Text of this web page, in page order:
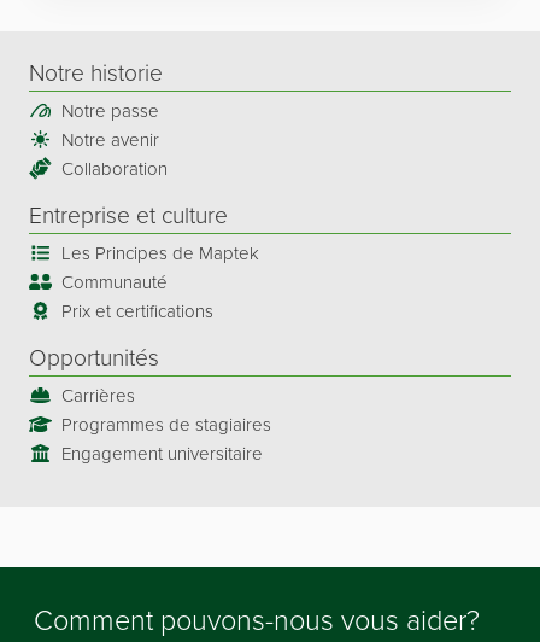
Notre historie
Notre passe
Notre avenir
Collaboration
Entreprise et culture
Les Principes de Maptek
Communauté
Prix et certifications
Opportunités
Carrières
Programmes de stagiaires
Engagement universitaire
Comment pouvons-nous vous aider?